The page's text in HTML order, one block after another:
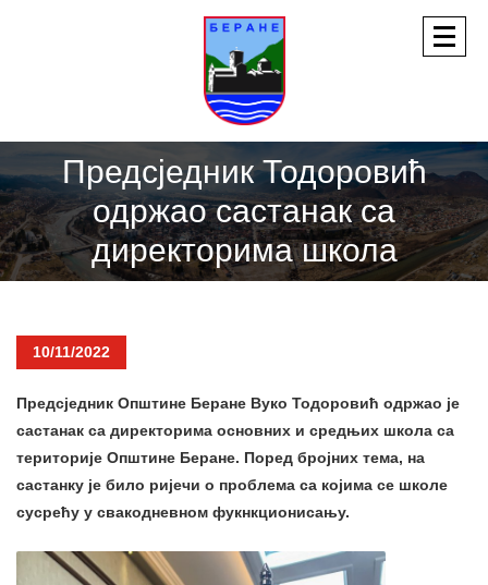
Предсједник Тодоровић
одржао састанак са
директорима школа
10/11/2022
Предсједник Општине Беране Вуко Тодоровић одржао је
састанак са директорима основних и средњих школа са
територије Општине Беране. Поред бројних тема, на
састанку је било ријечи о проблема са којима се школе
сусрећу у свакодневном фукнкционисању.